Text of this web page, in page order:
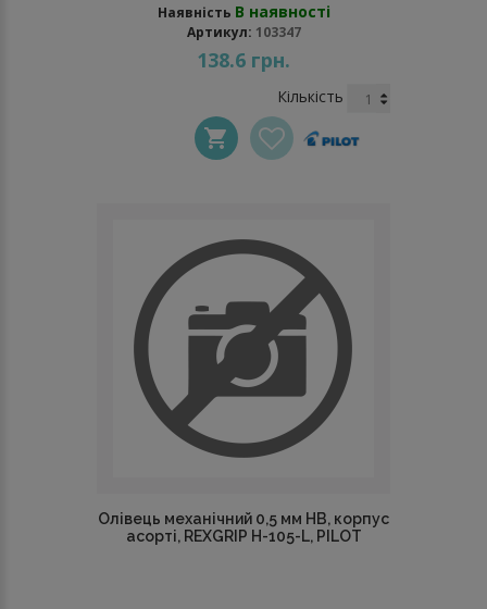
Наявність В наявності
Артикул: 103347
138.6 грн.
Кількість
Олівець механічний 0,5 мм НВ, корпус
асорті, REXGRIP H-105-L, PILOT